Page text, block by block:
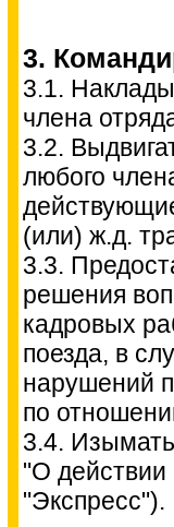
3.
3.1.
члена
3.2.
любого
(или) ж.д.
3.3.
решения
кадровых
поезда, в
нарушений
по
3.4.
"О
"Экспресс").